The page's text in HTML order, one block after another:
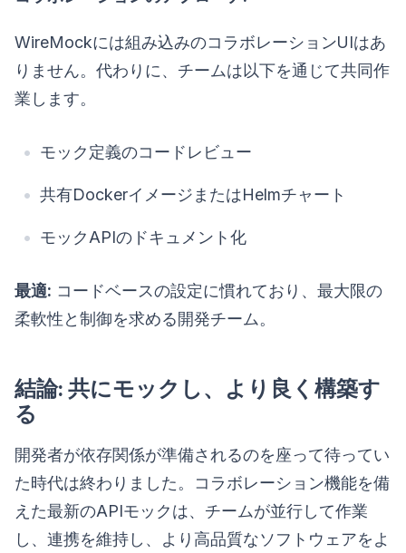
WireMockには組み込みのコラボレーションUIはあ
りません。代わりに、チームは以下を通じて共同作
業します。
モック定義のコードレビュー
共有DockerイメージまたはHelmチャート
モックAPIのドキュメント化
最適: コードベースの設定に慣れており、最大限の
柔軟性と制御を求める開発チーム。
結論: 共にモックし、より良く構築す
る
開発者が依存関係が準備されるのを座って待ってい
た時代は終わりました。コラボレーション機能を備
えた最新のAPIモックは、チームが並行して作業
し、連携を維持し、より高品質なソフトウェアをよ